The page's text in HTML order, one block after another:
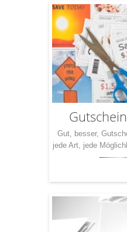
auch gekonnt zu
eben. Mit
Broschüre den
Gut, besser,
jede Art, jede
Gutschein-Drucken
Veredelung Sie
macht‘s für Sie
Dennoch haben
geschnürt, die wir